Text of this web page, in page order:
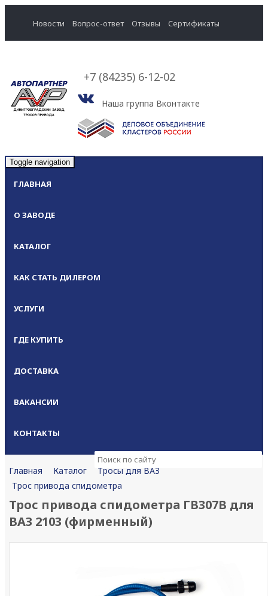
Новости Вопрос-ответ Отзывы Cертификаты
+7 (84235) 6-12-02
Наша группа Вконтакте
Toggle navigation
ГЛАВНАЯ
О ЗАВОДЕ
КАТАЛОГ
КАК СТАТЬ ДИЛЕРОМ
УСЛУГИ
ГДЕ КУПИТЬ
ДОСТАВКА
ВАКАНСИИ
КОНТАКТЫ
Главная Каталог
Тросы для ВАЗ
Трос привода спидометра
Трос привода спидометра ГВ307В для
ВАЗ 2103 (фирменный)